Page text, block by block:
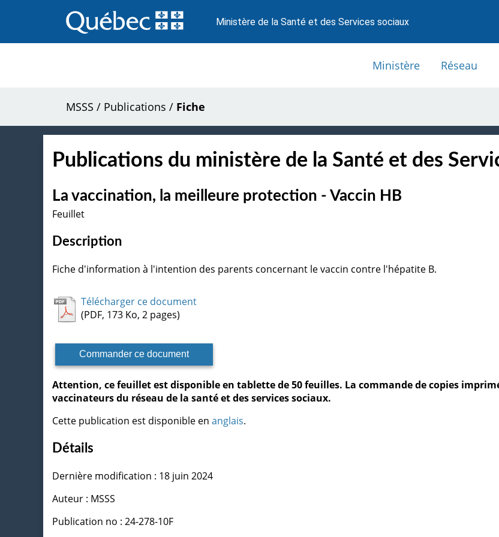
au
contenu
Ministère de la Santé et des Services sociaux
Ministère Réseau
MSSS / Publications / Fiche
Publications du ministère de la Santé et des
La vaccination, la meilleure protection - Vaccin HB
Feuillet
Description
Fiche d'information à l'intention des parents concernant le vaccin contre l'hépatite B.
Télécharger ce document
(PDF, 173 Ko, 2 pages)
Commander ce document
Attention, ce feuillet est disponible en tablette de 50 feuilles. La commande de copies
vaccinateurs du réseau de la santé et des services sociaux.
Cette publication est disponible en anglais.
Détails
Dernière modification : 18 juin 2024
Auteur : MSSS
Publication no : 24-278-10F